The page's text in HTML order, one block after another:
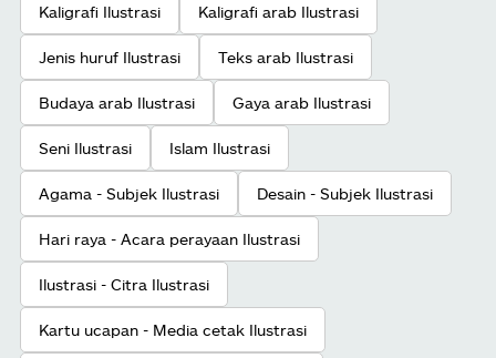
Kaligrafi Ilustrasi Kaligrafi arab Ilustrasi
Jenis huruf Ilustrasi Teks arab Ilustrasi
Budaya arab Ilustrasi Gaya arab Ilustrasi
Seni Ilustrasi Islam Ilustrasi
Agama - Subjek Ilustrasi Desain - Subjek Ilustrasi
Hari raya - Acara perayaan Ilustrasi
Ilustrasi - Citra Ilustrasi
Kartu ucapan - Media cetak Ilustrasi